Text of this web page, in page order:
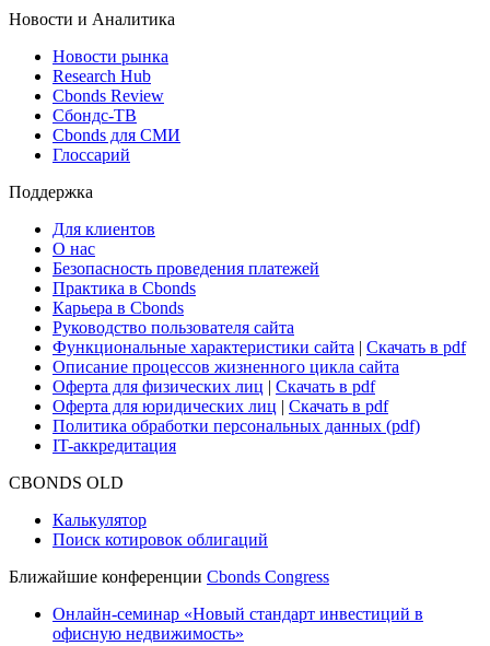
Новости и Аналитика
Новости рынка
Research Hub
Cbonds Review
Сбондс-ТВ
Cbonds для СМИ
Глоссарий
Поддержка
Для клиентов
О нас
Безопасность проведения платежей
Практика в Cbonds
Карьера в Cbonds
Руководство пользователя сайта
Функциональные характеристики сайта | Скачать в pdf
Описание процессов жизненного цикла сайта
Оферта для физических лиц | Скачать в pdf
Оферта для юридических лиц | Скачать в pdf
Политика обработки персональных данных (pdf)
IT-аккредитация
CBONDS OLD
Калькулятор
Поиск котировок облигаций
Ближайшие конференции Cbonds Congress
Онлайн-семинар «Новый стандарт инвестиций в
офисную недвижимость»